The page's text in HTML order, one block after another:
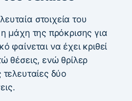
στοιχεία του
η μάχη της πρόκρισης για
φαίνεται να έχει κριθεί
θέσεις, ενώ θρίλερ
τελευταίες δύο